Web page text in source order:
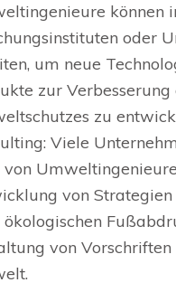
können
oder
um neue
zur Verbesserung
zu
Viele
von
von
ökologischen
von